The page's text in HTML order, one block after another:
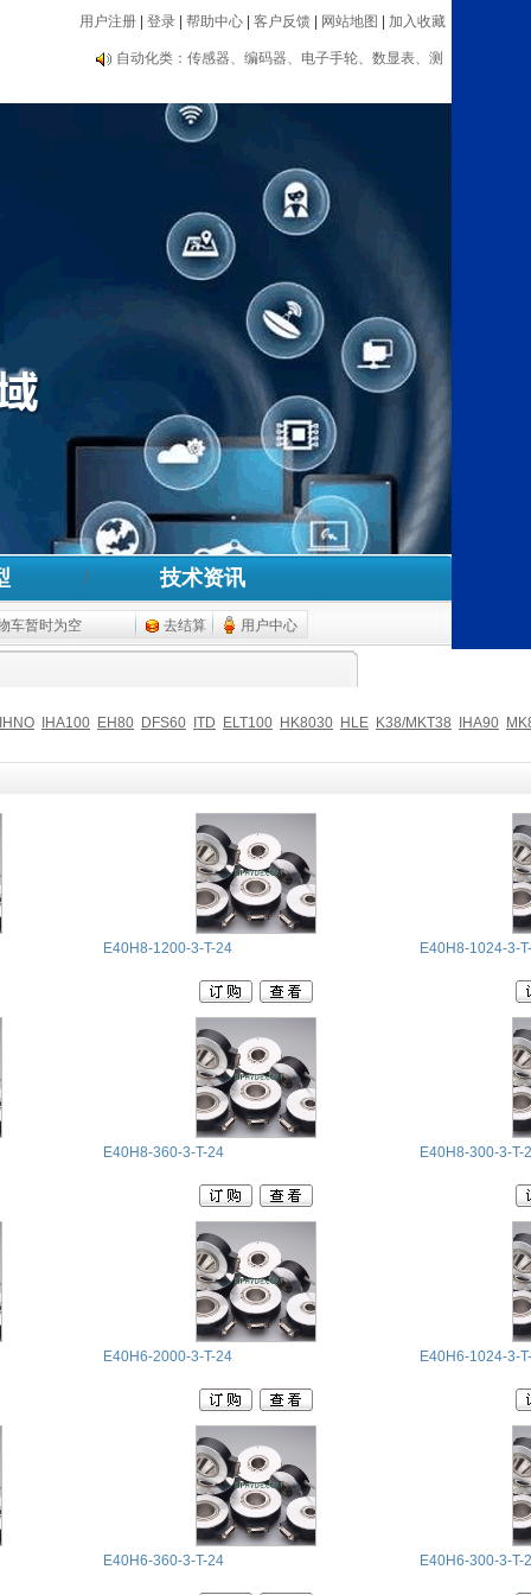
用户注册 登录 帮助中心 客户反馈 网站地图 加入收藏
编码器大品牌推荐：海德汉、内密控、欧姆龙、光洋
等 自动化类：传感器、编码器、电子手轮、数显表、测
自动化类：传感器、编码器、电子手轮、数显表、测
技术资讯
车暂时为空 去结算 用户中心
IHNO IHA100 EH80 DFS60 ITD ELT100 HK8030 HLE K38/MKT38 IHA90
E40H8-1200-3-T-24 E40H8-1024-3-
E40H8-360-3-T-24 E40H8-300-3-T-
E40H6-2000-3-T-24 E40H6-1024-3-
E40H6-360-3-T-24 E40H6-300-3-T-